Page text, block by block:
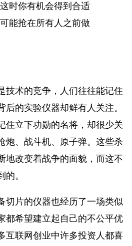
时你有机会得到合适
能抢在所有人之前做
技术的竞争，人们往往能记住
的实验仪器却鲜有人关注。
住立下功勋的名将，却很少关
炮、战斗机、原子弹。这些杀
地改变着战争的面貌，而这不
。
切片的仪器也经历了一场类似
都希望建立起自己的不公平优
互联网创业中许多投资人都喜